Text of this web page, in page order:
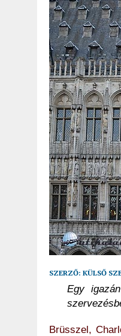
2022.02.12. |
2026.04.01. |
SZERZŐ: KÜLSŐ
Egy
Brüsszel,